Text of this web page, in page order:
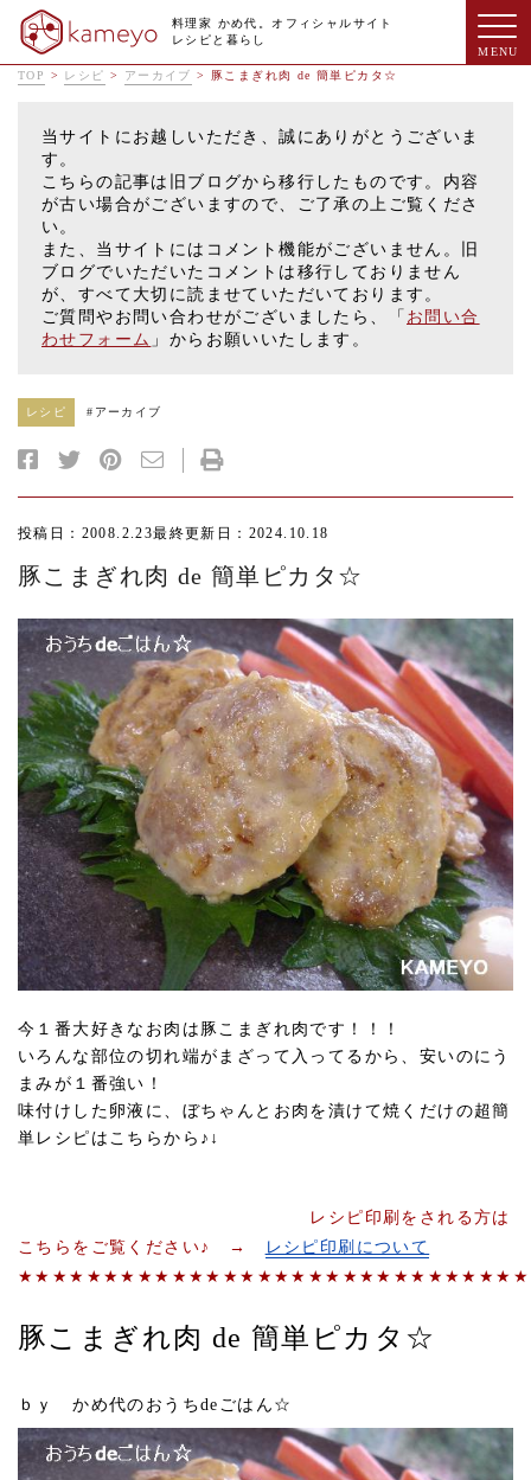
料理家 かめ代。オフィシャルサイト
レシピと暮らし
TOP > レシピ > アーカイブ > 豚こまぎれ肉 de 簡単ピカタ☆
当サイトにお越しいただき、誠にありがとうございま
す。
こちらの記事は旧ブログから移行したものです。内容
が古い場合がございますので、ご了承の上ご覧くださ
い。
また、当サイトにはコメント機能がございません。旧
ブログでいただいたコメントは移行しておりません
が、すべて大切に読ませていただいております。
ご質問やお問い合わせがございましたら、「 お問い合
わせフォーム 」からお願いいたします。
レシピ # アーカイブ
投稿日：2008.2.23最終更新日：2024.10.18
豚こまぎれ肉 de 簡単ピカタ☆
今１番大好きなお肉は豚こまぎれ肉です！！！
いろんな部位の切れ端がまざって入ってるから、安いのにう
まみが１番強い！
味付けした卵液に、ぼちゃんとお肉を漬けて焼くだけの超簡
単レシピはこちらから♪↓
レシピ印刷をされる方は
こちらをご覧ください♪ →
レシピ印刷について
豚こまぎれ肉 de 簡単ピカタ☆
ｂｙ かめ代のおうちdeごはん☆